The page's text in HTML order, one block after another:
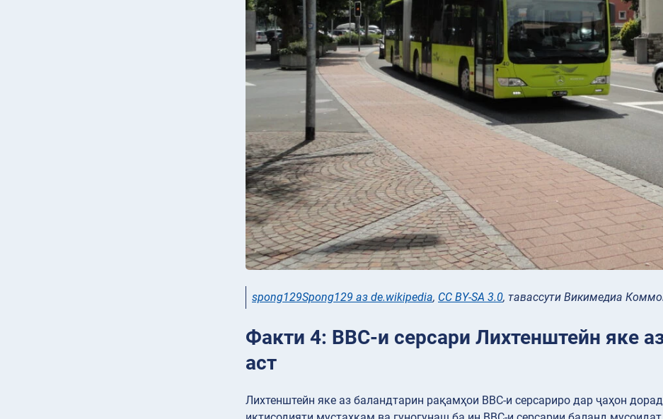
spong129Spong129 аз de.wikipedia, CC BY-SA 3.0, тавассути Викимедиа
Факти 4: ВВС-и серсари Лихтенштейн яке
аст
Лихтенштейн яке аз баландтарин рақамҳои ВВС-и серсариро дар ҷаҳон